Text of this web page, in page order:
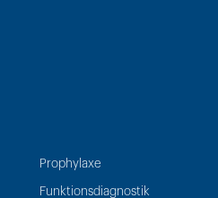
Prophylaxe
Funktionsdiagnostik